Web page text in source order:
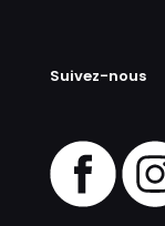
Suivez-nous